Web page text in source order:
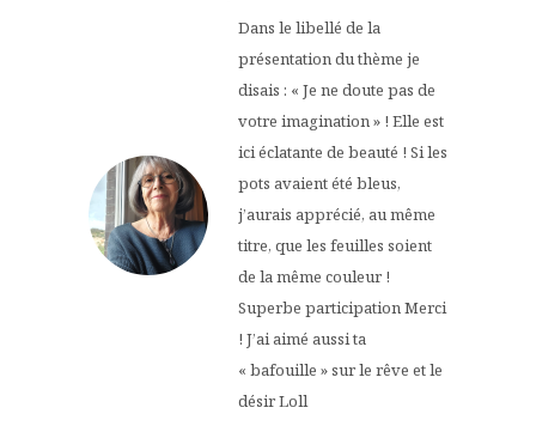
Dans le libellé de la
présentation du thème je
disais : « Je ne doute pas de
votre imagination » ! Elle est
ici éclatante de beauté ! Si les
pots avaient été bleus,
j’aurais apprécié, au même
titre, que les feuilles soient
de la même couleur !
Superbe participation Merci
! J’ai aimé aussi ta
« bafouille » sur le rêve et le
désir Loll